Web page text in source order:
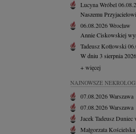
Lucyna Wróbel
Naszemu
06.08.2026Wrocław
Annie Ciskowskiej
Tadeusz Kotłowski
W dniu 3 sierpnia
+ więcej
NAJNOWSZE
07.08.2026Warszawa
07.08.2026Warszawa
Jacek Tadeusz Duniec
Małgorzata Kościelska